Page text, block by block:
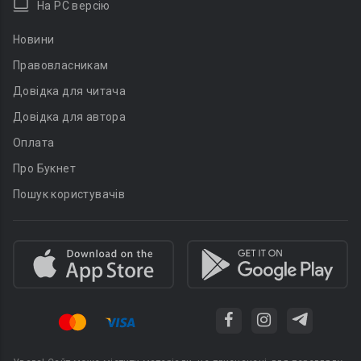
На PC версію
Новини
Правовласникам
Довідка для читача
Довідка для автора
Оплата
Про Букнет
Пошук користувачів